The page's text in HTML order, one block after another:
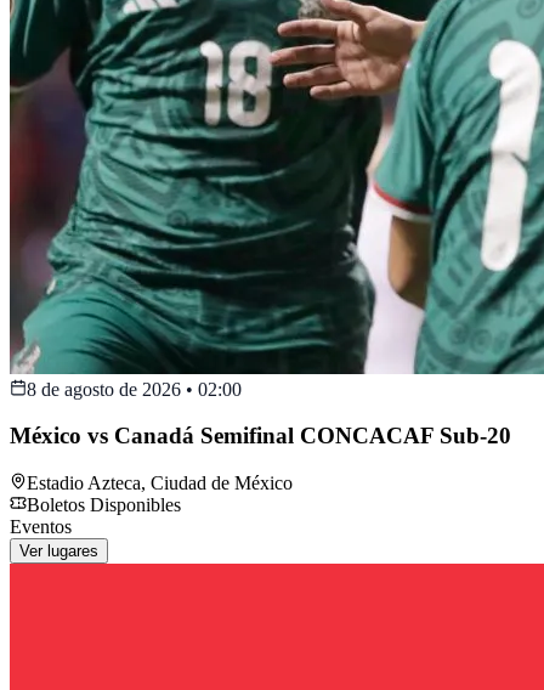
8 de agosto de 2026 • 02:00
México vs Canadá Semifinal CONCACAF Sub-20
Estadio Azteca, Ciudad de México
Boletos Disponibles
Eventos
Ver lugares